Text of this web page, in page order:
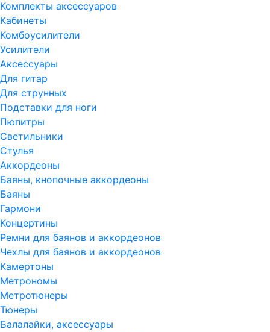
Комплекты аксессуаров
Кабинеты
Комбоусилители
Усилители
Аксессуары
Для гитар
Для струнных
Подставки для ноги
Пюпитры
Светильники
Стулья
Аккордеоны
Баяны, кнопочные аккордеоны
Баяны
Гармони
Концертины
Ремни для баянов и аккордеонов
Чехлы для баянов и аккордеонов
Камертоны
Метрономы
Метротюнеры
Тюнеры
Балалайки, аксессуары